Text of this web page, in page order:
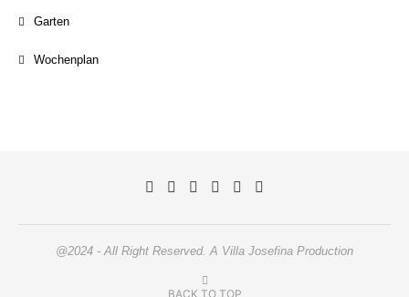
Garten
Wochenplan
@2024 - All Right Reserved. A Villa Josefina Production
BACK TO TOP